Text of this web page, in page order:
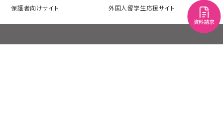
資料請求
保護者向けサイト
外国人留学生応援サイト